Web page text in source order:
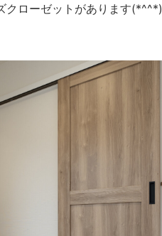
クローゼットがあります(*^^*)